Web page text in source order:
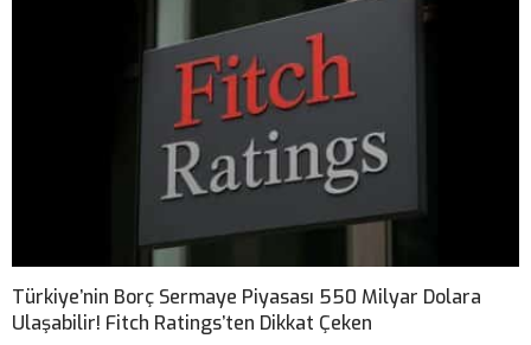
Türkiye’nin Borç Sermaye Piyasası 550 Milyar Dolara
Ulaşabilir! Fitch Ratings’ten Dikkat Çeken